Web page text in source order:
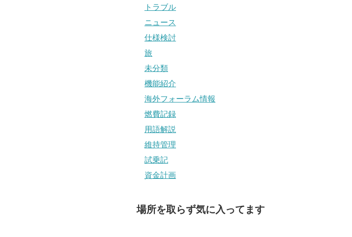
トラブル
ニュース
仕様検討
旅
未分類
機能紹介
海外フォーラム情報
燃費記録
用語解説
維持管理
試乗記
資金計画
場所を取らず気に入ってます